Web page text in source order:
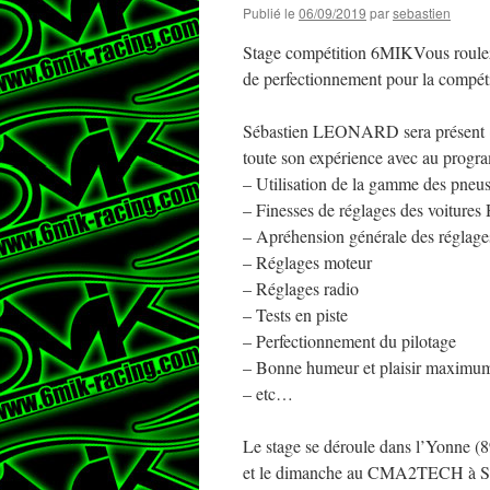
Publié le 06/09/2019 parsebastien
Stage compétition 6MIKVous
de perfectionnement pour la
Sébastien LEONARD sera
toute son expérience avec au
– Utilisation de la gamme des
– Finesses de réglages des voitures
– Apréhension générale des
– Réglages moteur
– Réglages radio
– Tests en piste
– Perfectionnement du pilotage
– Bonne humeur et plaisir
– etc…
Le stage se déroule dans l’Yonne
et le dimanche au CMA2TECH à